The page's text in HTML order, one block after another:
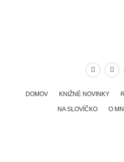
DOMOV KNIŽNÉ NOVINKY
NA SLOVÍČKO O